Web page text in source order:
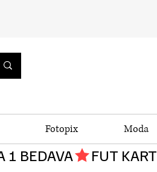
Fotopix Moda